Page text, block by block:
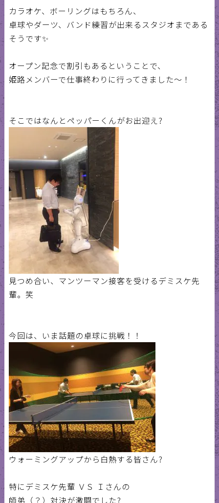
カラオケ、ボーリングはもちろん、
卓球やダーツ、バンド練習が出来るスタジオまである
そうです✨
オープン記念で割引もあるということで、
姫路メンバーで仕事終わりに行ってきました～！
そこではなんとペッパーくんがお出迎え?
見つめ合い、マンツーマン接客を受けるデミスケ先
輩。笑
今回は、いま話題の卓球に挑戦！！
ウォーミングアップから白熱する皆さん?
特にデミスケ先輩 ＶＳ Ｉさんの
師弟（？）対決が激闘でした?